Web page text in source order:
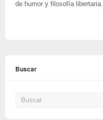
de humor y filosofía libertaria.
Buscar